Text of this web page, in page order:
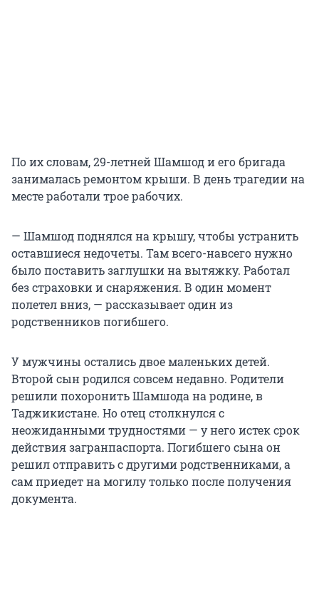
По их словам, 29-летней Шамшод и его бригада
занималась ремонтом крыши. В день трагедии на
месте работали трое рабочих.
— Шамшод поднялся на крышу, чтобы устранить
оставшиеся недочеты. Там всего-навсего нужно
было поставить заглушки на вытяжку. Работал
без страховки и снаряжения. В один момент
полетел вниз, — рассказывает один из
родственников погибшего.
У мужчины остались двое маленьких детей.
Второй сын родился совсем недавно. Родители
решили похоронить Шамшода на родине, в
Таджикистане. Но отец столкнулся с
неожиданными трудностями — у него истек срок
действия загранпаспорта. Погибшего сына он
решил отправить с другими родственниками, а
сам приедет на могилу только после получения
документа.